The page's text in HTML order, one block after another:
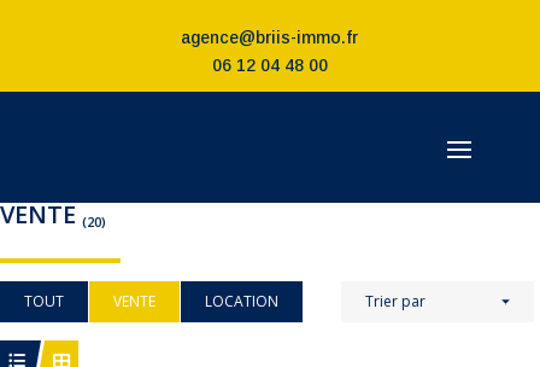
agence@briis-immo.fr
06 12 04 48 00
VENTE (20)
TOUT VENTE LOCATION Trier par